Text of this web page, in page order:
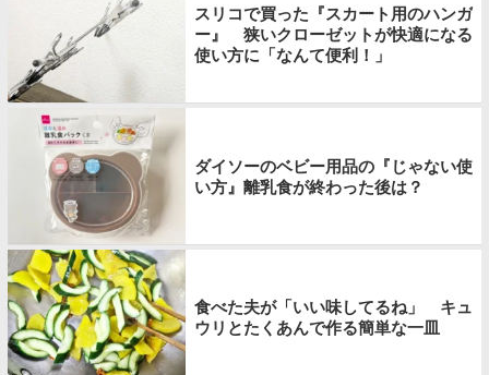
スリコで買った『スカート用のハンガ
ー』 狭いクローゼットが快適になる
使い方に「なんて便利！」
ダイソーのベビー用品の『じゃない使
い方』離乳食が終わった後は？
食べた夫が「いい味してるね」 キュ
ウリとたくあんで作る簡単な一皿